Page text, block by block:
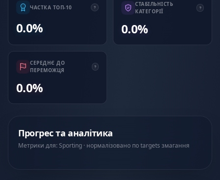
ЧАСТКА ТОП-10
0.0%
СТАБІЛЬНІСТЬ
КАТЕГОРІЇ
0.0%
СЕРЕДНЄ ДО
ПЕРЕМОЖЦЯ
0.0%
Прогрес та аналітика
Метрики для: Sporting · нормалізовано по targets змагання